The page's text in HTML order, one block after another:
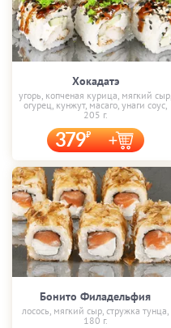
Хокадатэ
угорь, копченая курица, мягкий сыр,
огурец, кунжут, масаго, унаги соус,
205 г.
379
Бонито Филадельфия
лосось, мягкий сыр, стружка тунца,
180 г.